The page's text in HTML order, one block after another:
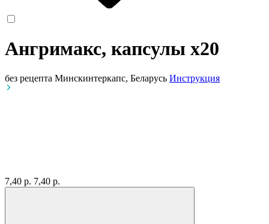
Ангримакс, капсулы x20
без рецепта Минскинтеркапс, Беларусь Инструкция
7,40 р. 7,40 р.